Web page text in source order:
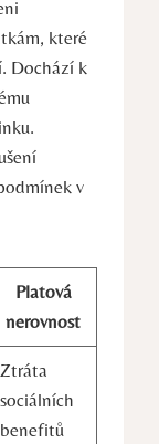
které
Dochází k
v
Platová
nerovnost
Ztráta
sociálních
benefitů